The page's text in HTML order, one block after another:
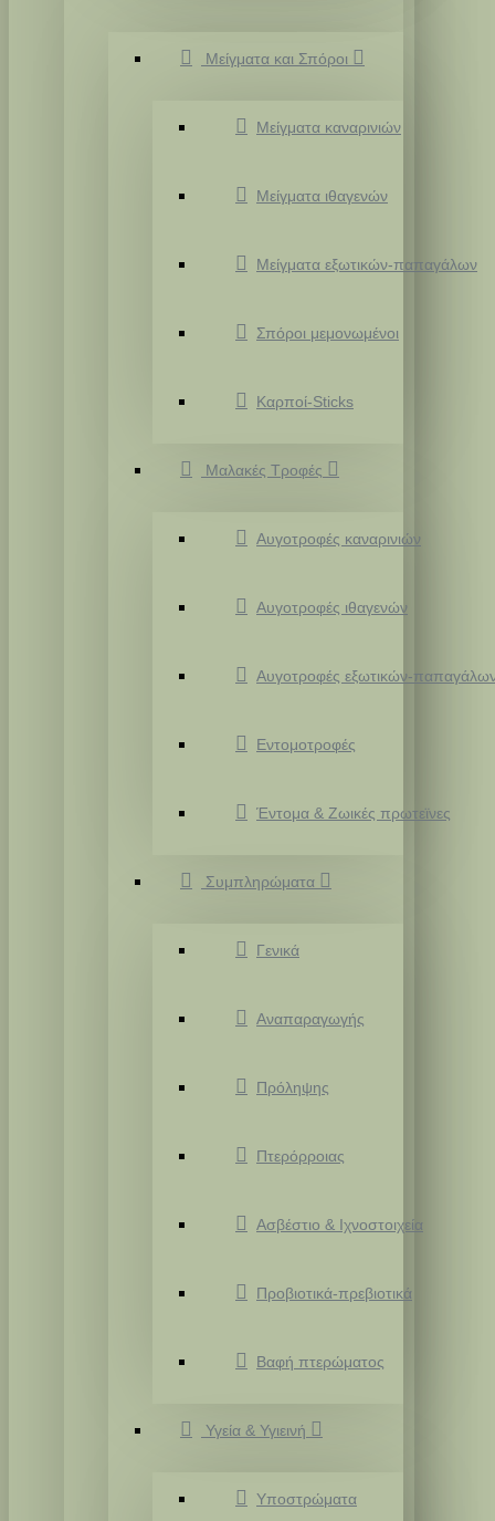
Μείγματα και Σπόροι
Μείγματα καναρινιών
Μείγματα ιθαγενών
Μείγματα εξωτικών-παπαγάλων
Σπόροι μεμονωμένοι
Καρποί-Sticks
Μαλακές Τροφές
Αυγοτροφές καναρινιών
Αυγοτροφές ιθαγενών
Αυγοτροφές εξωτικών-
Εντομοτροφές
Έντομα & Ζωικές πρωτεϊνες
Συμπληρώματα
Γενικά
Αναπαραγωγής
Πρόληψης
Πτερόρροιας
Ασβέστιο & Ιχνοστοιχεία
Προβιοτικά-πρεβιοτικά
Βαφή πτερώματος
Υγεία & Υγιεινή
Υποστρώματα